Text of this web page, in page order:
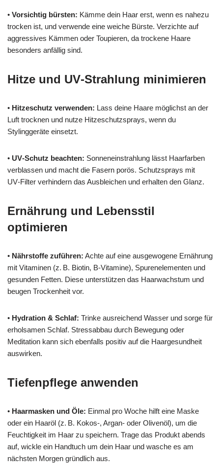
• Vorsichtig bürsten: Kämme dein Haar erst, wenn es nahezu
trocken ist, und verwende eine weiche Bürste. Verzichte auf
aggressives Kämmen oder Toupieren, da trockene Haare
besonders anfällig sind.
Hitze und UV‑Strahlung minimieren
• Hitzeschutz verwenden: Lass deine Haare möglichst an der
Luft trocknen und nutze Hitzeschutzsprays, wenn du
Stylinggeräte einsetzt.
• UV‑Schutz beachten: Sonneneinstrahlung lässt Haarfarben
verblassen und macht die Fasern porös. Schutzsprays mit
UV‑Filter verhindern das Ausbleichen und erhalten den Glanz.
Ernährung und Lebensstil
optimieren
• Nährstoffe zuführen: Achte auf eine ausgewogene Ernährung
mit Vitaminen (z. B. Biotin, B‑Vitamine), Spurenelementen und
gesunden Fetten. Diese unterstützen das Haarwachstum und
beugen Trockenheit vor.
• Hydration & Schlaf: Trinke ausreichend Wasser und sorge für
erholsamen Schlaf. Stressabbau durch Bewegung oder
Meditation kann sich ebenfalls positiv auf die Haargesundheit
auswirken.
Tiefenpflege anwenden
• Haarmasken und Öle: Einmal pro Woche hilft eine Maske
oder ein Haaröl (z. B. Kokos‑, Argan‑ oder Olivenöl), um die
Feuchtigkeit im Haar zu speichern. Trage das Produkt abends
auf, wickle ein Handtuch um dein Haar und wasche es am
nächsten Morgen gründlich aus.